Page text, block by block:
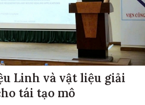
Linh và vật liệu giải
tái tạo mô